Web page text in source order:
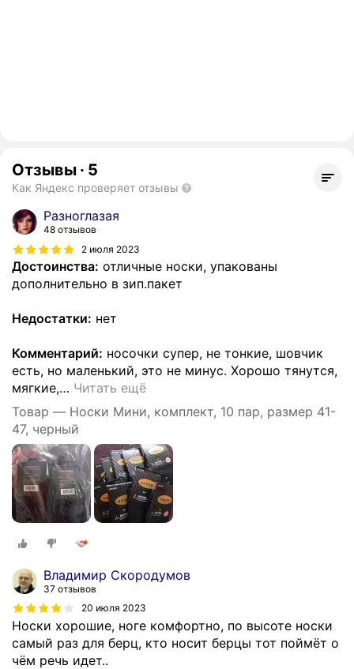
Отзывы · 5
Как Яндекс проверяет отзывы
Разноглазая
48 отзывов
2 июля 2023
Достоинства: отличные носки, упакованы
дополнительно в зип.пакет
Недостатки: нет
Комментарий: носочки супер, не тонкие, шовчик
есть, но маленький, это не минус. Хорошо тянутся,
мягкие,… Читать ещё
Товар — Носки Мини, комплект, 10 пар, размер 41-
47, черный
Владимир Скородумов
37 отзывов
20 июля 2023
Носки хорошие, ноге комфортно, по высоте носки
самый раз для берц, кто носит берцы тот поймёт о
чём речь идет..